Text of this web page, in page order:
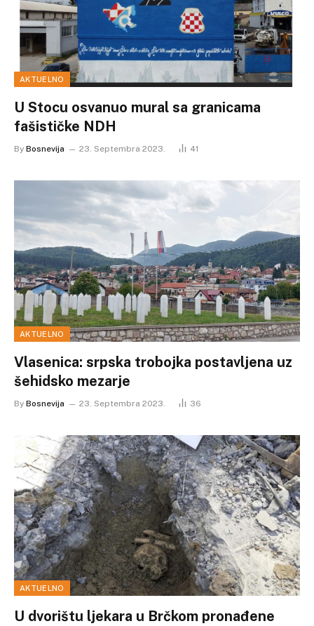
AKTUELNO
U Stocu osvanuo mural sa granicama
fašističke NDH
By Bosnevija 23. Septembra 2023. 41
AKTUELNO
Vlasenica: srpska trobojka postavljena uz
šehidsko mezarje
By Bosnevija 23. Septembra 2023. 36
AKTUELNO
U dvorištu ljekara u Brčkom pronađene